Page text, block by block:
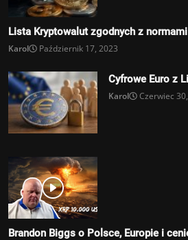
Lista Kryptowalut zgodnych z
Karol Październik 17, 2023
Cyfrowe Euro z
Karol Czerwiec
Brandon Biggs o Polsce, Europie i